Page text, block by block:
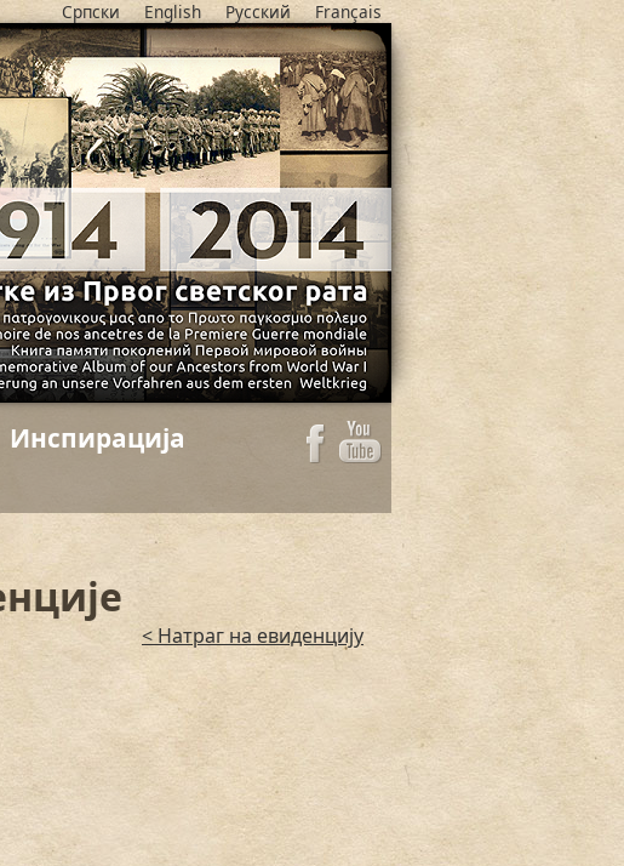
Српски English Русский Français
Инспирација
< Натраг на евиденцију